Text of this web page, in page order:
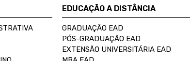
EDUCAÇÃO A DISTÂNCIA
GRADUAÇÃO EAD
PÓS-GRADUAÇÃO EAD
EXTENSÃO UNIVERSITÁRIA EAD